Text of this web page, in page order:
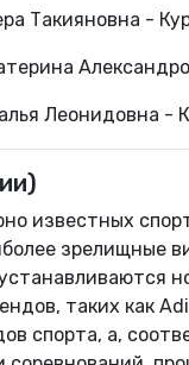
Такияновна -
Леонидовна -
известных
зрелищные
таких как
спорта, а,